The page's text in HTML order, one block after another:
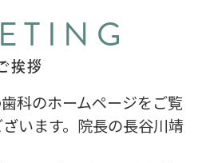
挨拶
科のホームページをご覧
います。院長の長谷川靖